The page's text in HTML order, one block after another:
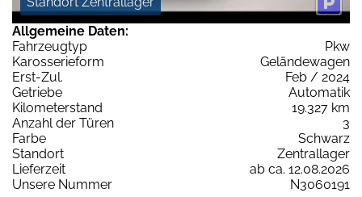
Allgemeine Daten:
Fahrzeugtyp
Pkw
Karosserieform
Geländewagen
Erst-Zul.
Feb / 2024
Getriebe
Automatik
Kilometerstand
19.327 km
Anzahl der Türen
3
Farbe
Schwarz
Standort
Zentrallager
Lieferzeit
ab ca. 12.08.2026
Unsere Nummer
N3060191